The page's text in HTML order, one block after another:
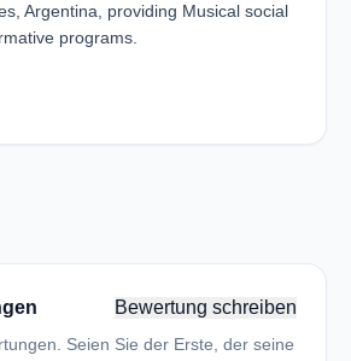
Argentina, providing Musical social
programs.
Bewertung schreiben
Seien Sie der Erste, der seine